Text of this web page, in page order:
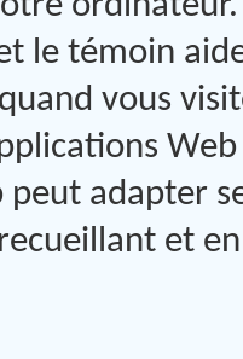
le témoin
vous
adapter
et